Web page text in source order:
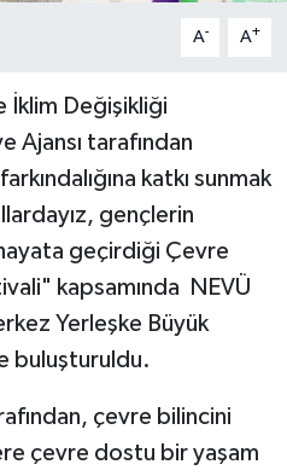
A- A+
İklim Değişikliği
Ajansı tarafından
katkı sunmak
gençlerin
geçirdiği Çevre
kapsamında NEVÜ
Yerleşke Büyük
buluşturuldu.
çevre bilincini
çevre dostu bir yaşam